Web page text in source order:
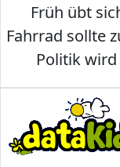
Früh übt
Fahrrad sollte
Politik